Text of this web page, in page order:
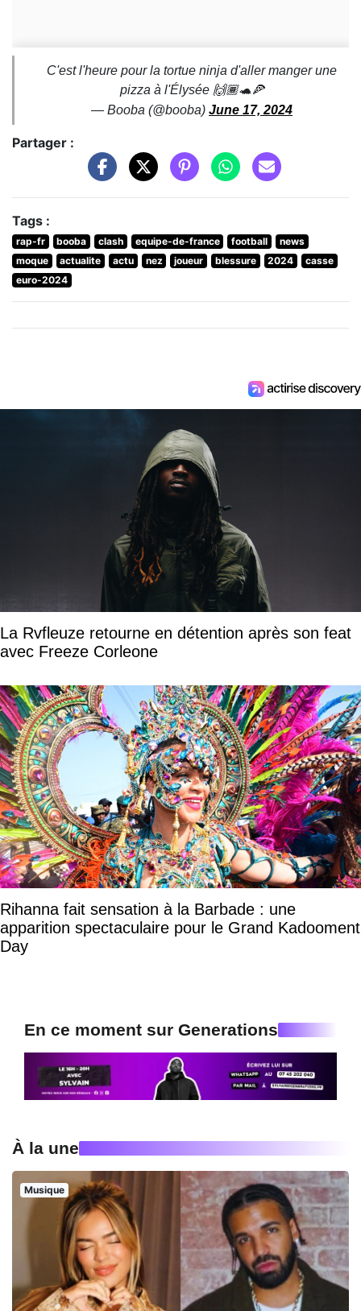
C'est l'heure pour la tortue ninja d'aller manger une
pizza à l'Élysée 🙌🏾🐢🍕
— Booba (@booba) June 17, 2024
Partager :
Tags :
rap-fr booba clash equipe-de-france football
news
moque
actualite actu nez joueur blessure 2024
casse
euro-2024
La Rvfleuze retourne en détention après son feat
avec Freeze Corleone
Rihanna fait sensation à la Barbade : une
apparition spectaculaire pour le Grand Kadooment
Day
En ce moment sur Generations
À la une
Musique